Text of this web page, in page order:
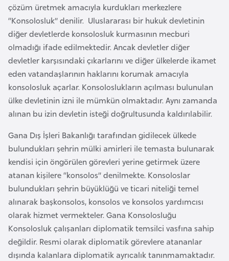
çözüm üretmek amacıyla kurdukları merkezlere
“Konsolosluk” denilir. Uluslararası bir hukuk devletinin
diğer devletlerde konsolosluk kurmasının mecburi
olmadığı ifade edilmektedir. Ancak devletler diğer
devletler karşısındaki çıkarlarını ve diğer ülkelerde ikamet
eden vatandaşlarının haklarını korumak amacıyla
konsolosluk açarlar. Konsoloslukların açılması bulunulan
ülke devletinin izni ile mümkün olmaktadır. Aynı zamanda
alınan bu izin devletin isteği doğrultusunda kaldırılabilir.
Gana Dış İşleri Bakanlığı tarafından gidilecek ülkede
bulundukları şehrin mülki amirleri ile temasta bulunarak
kendisi için öngörülen görevleri yerine getirmek üzere
atanan kişilere “konsolos” denilmekte. Konsoloslar
bulundukları şehrin büyüklüğü ve ticari niteliği temel
alınarak başkonsolos, konsolos ve konsolos yardımcısı
olarak hizmet vermekteler. Gana Konsolosluğu
Konsolosluk çalışanları diplomatik temsilci vasfına sahip
değildir. Resmi olarak diplomatik görevlere atananlar
dışında kalanlara diplomatik ayrıcalık tanınmamaktadır.
n
B
a
h
r
e
y
n
B
a
n
g
l
a
d
e
ş